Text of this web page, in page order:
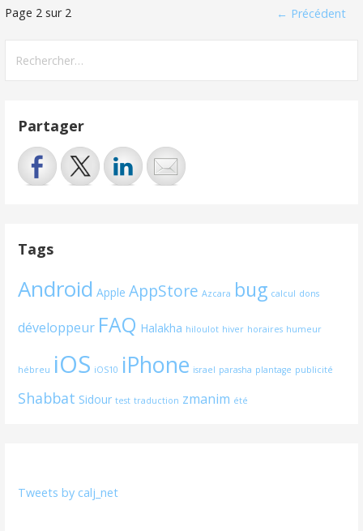
Navigation
dans
Page 2 sur 2 ← Précédent
Partager
Tags
Android Apple AppStore Azcara bug calcul dons
développeur FAQ Halakha hiloulot hiver horaires humeur
hébreu iOS iOS10 iPhone israel parasha plantage publicité
Shabbat Sidour test traduction zmanim été
Tweets by calj_net